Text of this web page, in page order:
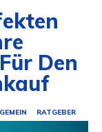
Den
RATGEBER